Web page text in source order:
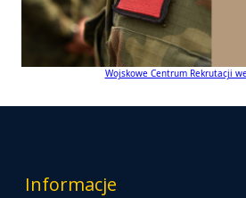
Wojskowe Centrum Rekrutacji
Informacje